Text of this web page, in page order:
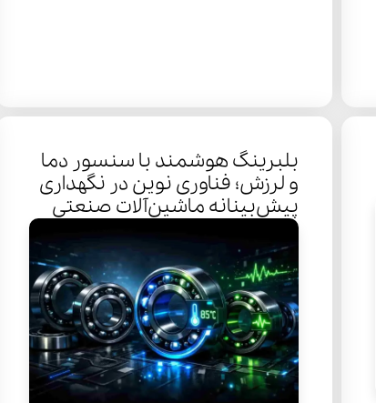
بلبرینگ هوشمند با سنسور دما
و لرزش؛ فناوری نوین در نگهداری
پیش‌بینانه ماشین‌آلات صنعتی